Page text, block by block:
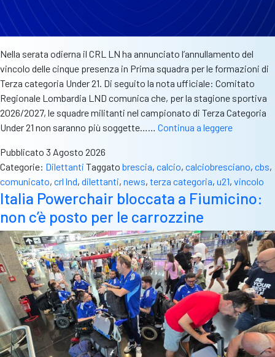
Nella serata odierna il CRL LN ha annunciato l’annullamento del
vincolo delle cinque presenza in Prima squadra per le formazioni di
Terza categoria Under 21. Di seguito la nota ufficiale: Comitato
Regionale Lombardia LND comunica che, per la stagione sportiva
2026/2027, le squadre militanti nel campionato di Terza Categoria
Under 21 non saranno più soggette…… Continua a leggereTerza
tolto
il
vincolo
5
presenze
in
Prima
squadra
Pubblicato 3 Agosto 2026
Categorie: Dilettanti Taggato brescia, calcio, calciobresciano, cbs,
comunicato, crl lnd, dilettanti, news, terza categoria, u21, vincolo
Italia Powerchair bloccata a Fiumicino:
non c’è posto per le carrozzine